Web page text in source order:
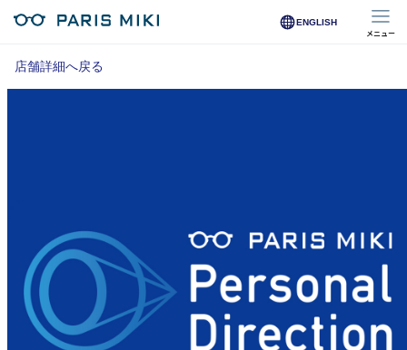
ENGLISH
メニュー
マイページ
店舗を探す
店舗検索/来店予約
商品を探す
店舗詳細へ戻る